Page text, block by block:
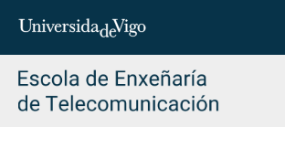
Insertar
para
buscar